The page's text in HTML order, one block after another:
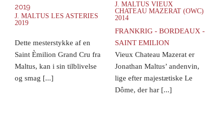
J. MALTUS LES ASTERIES
2019
Dette mesterstykke af en
Saint Èmilion Grand Cru fra
Maltus, kan i sin tilblivelse
og smag [...]
J. MALTUS VIEUX
CHATEAU MAZERAT (OWC)
2014
FRANKRIG - BORDEAUX -
SAINT EMILION
Vieux Chateau Mazerat er
Jonathan Maltus’ andenvin,
lige efter majestætiske Le
Dôme, der har [...]